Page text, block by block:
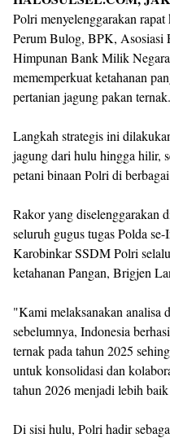
Polri menyelenggarakan
Perum Bulog, BPK, Asosiasi
Himpunan Bank Milik
mememperkuat ketahanan
pertanian jagung pakan ternak.
Langkah strategis ini
jagung dari hulu hingga hilir,
petani binaan Polri di
Rakor yang diselenggarakan
seluruh gugus tugas Polda
Karobinkar SSDM Polri
ketahanan Pangan, Brigjen
"Kami melaksanakan analisa
sebelumnya, Indonesia
ternak pada tahun 2025
untuk konsolidasi dan
tahun 2026 menjadi lebih
Di sisi hulu, Polri hadir